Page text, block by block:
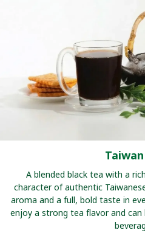
A blended black tea with a
character of authentic
aroma and a full, bold taste in
enjoy a strong tea flavor and